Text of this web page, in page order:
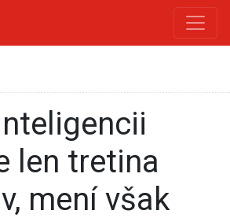
len tretina
mení však